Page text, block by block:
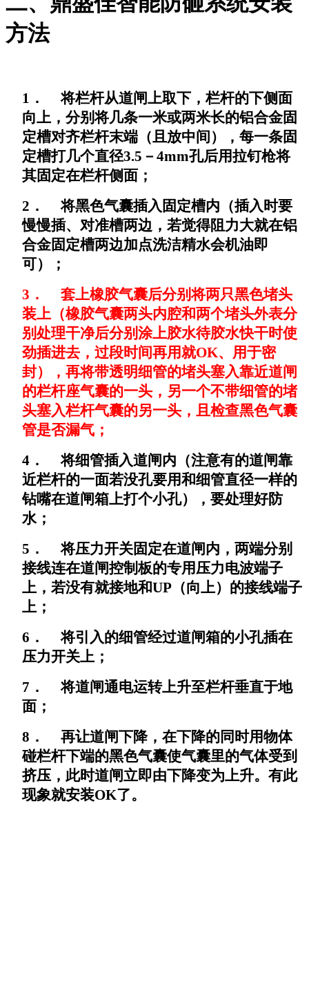
方法
1．
将栏杆从道闸上取下，栏杆的下侧面
向上，分别将几条一米或两米长的铝合金固
定槽对齐栏杆末端（且放中间），每一条固
定槽打几个直径3.5 － 4mm孔后用拉钉枪将
其固定在栏杆侧面；
2．
将黑色气囊插入固定槽内（插入时要
慢慢插、对准槽两边，若觉得阻力大就在铝
合金固定槽两边加点洗洁精水会机油即
可）；
3．
套上橡胶气囊后分别将两只黑色堵头
装上（橡胶气囊两头内腔和两个堵头外表分
别处理干净后分别涂上胶水待胶水快干时使
劲插进去，过段时间再用就OK、用于密
封），再将带透明细管的堵头塞入靠近道闸
的栏杆座气囊的一头，另一个不带细管的堵
头塞入栏杆气囊的另一头，且检查黑色气囊
管是否漏气；
4．
将细管插入道闸内（注意有的道闸靠
近栏杆的一面若没孔要用和细管直径一样的
钻嘴在道闸箱上打个小孔），要处理好防
水；
5．
将压力开关固定在道闸内，两端分别
接线连在道闸控制板的专用压力电波端子
上，若没有就接地和UP （向上）的接线端子
上；
6．
将引入的细管经过道闸箱的小孔插在
压力开关上；
7．
将道闸通电运转上升至栏杆垂直于地
面；
8．
再让道闸下降，在下降的同时用物体
碰栏杆下端的黑色气囊使气囊里的气体受到
挤压，此时道闸立即由下降变为上升。有此
现象就安装OK了。